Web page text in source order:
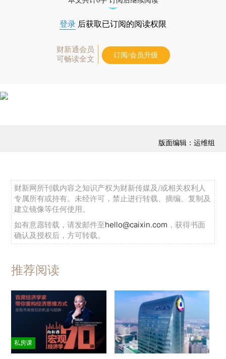
登录 后获取已订阅的阅读权限
财新通会员
可畅读全文
订阅/会员升级
版面编辑：运维组
财新网所刊载内容之知识产权为财新传媒及/或相关权利人
专属所有或持有。未经许可，禁止进行转载、摘编、复制及
建立镜像等任何使用。
如有意愿转载，请发邮件至hello@caixin.com ，获得书面
确认及授权后，方可转载。
推荐阅读
私房课